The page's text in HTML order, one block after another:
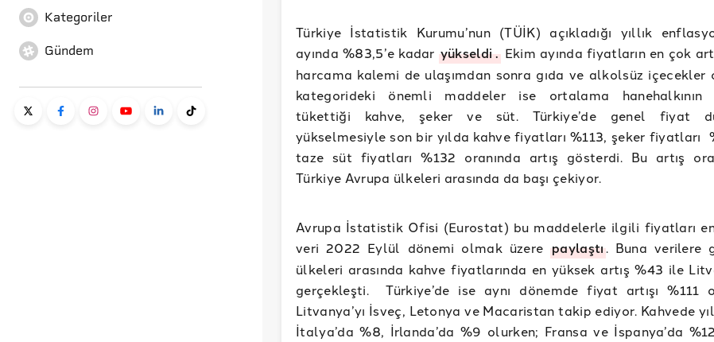
Kategoriler
Gündem
Türkiye İstatistik Kurumu’nun (TÜİK) açıkladığı yıllık
ayında %83,5’e kadar yükseldi.Ekim ayında fiyatların en çok
harcama kalemi de ulaşımdan sonra gıda ve alkolsüz içecekler
kategorideki önemli maddeler ise ortalama hanehalkının
tükettiği kahve, şeker ve süt. Türkiye’de genel fiyat
yükselmesiyle son bir yılda kahve fiyatları %113, şeker fiyatları
taze süt fiyatları %132 oranında artış gösterdi. Bu artış
Türkiye Avrupa ülkeleri arasında da başı çekiyor.
Avrupa İstatistik Ofisi (Eurostat) bu maddelerle ilgili fiyatları
veri 2022 Eylül dönemi olmak üzerepaylaştı. Buna verilere
ülkeleri arasında kahve fiyatlarında en yüksek artış %43 ile
gerçekleşti. Türkiye’de ise aynı dönemde fiyat artışı %111
Litvanya’yı İsveç, Letonya ve Macaristan takip ediyor. Kahvede
İtalya’da %8, İrlanda’da %9 olurken; Fransa ve İspanya’da